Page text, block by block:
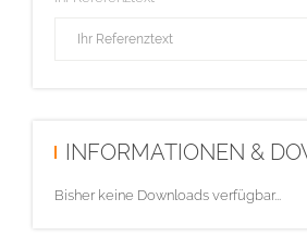
INFORMATIONEN &
Bisher keine Downloads verfügbar...